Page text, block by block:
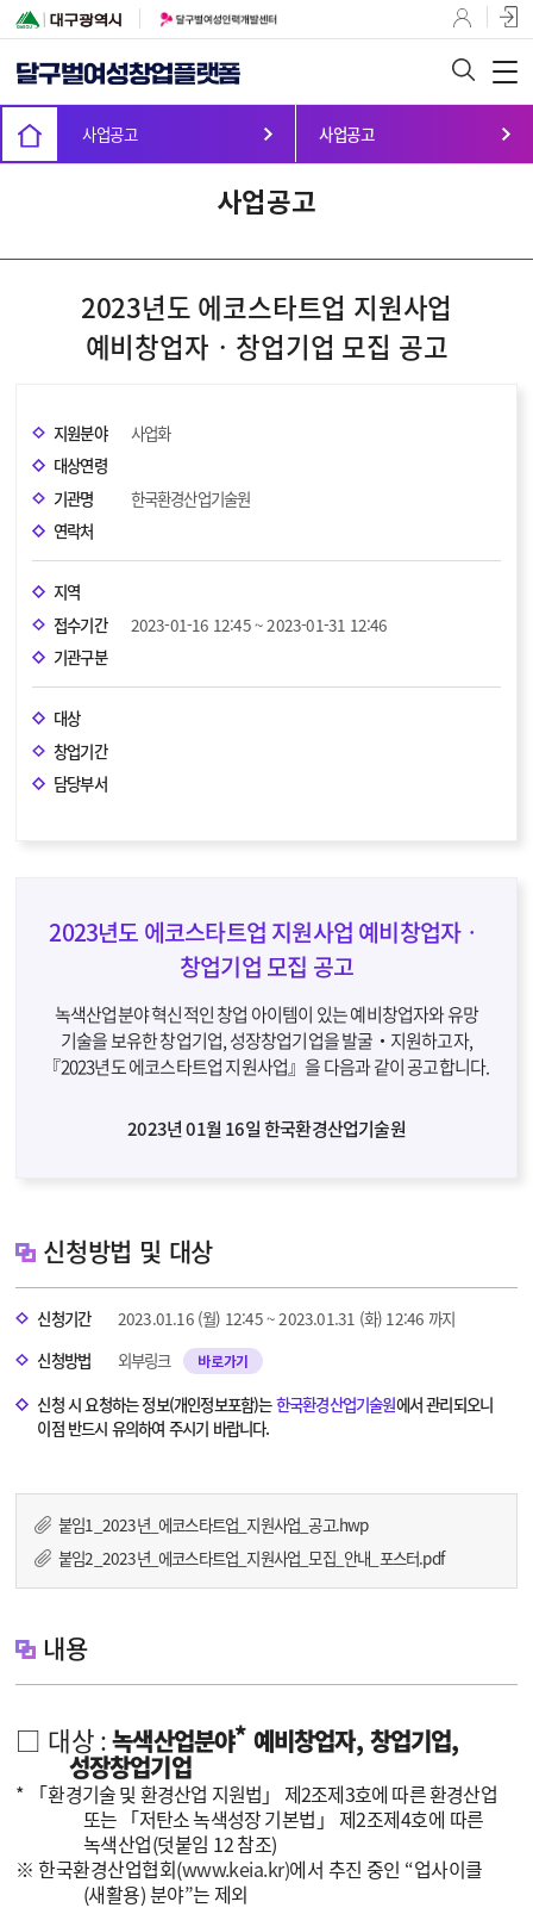
사업공고 사업공고
사업공고
2023년도 에코스타트업 지원사업
예비창업자‧창업기업 모집 공고
지원분야
사업화
대상연령
기관명
한국환경산업기술원
연락처
지역
접수기간
2023-01-16 12:45 ~ 2023-01-31 12:46
기관구분
대상
창업기간
담당부서
2023년도 에코스타트업 지원사업 예비창업자‧
창업기업 모집 공고
녹색산업분야 혁신적인 창업 아이템이 있는 예비창업자와 유망
기술을 보유한 창업기업, 성장창업기업을 발굴‧지원하고자,
『2023년도 에코스타트업 지원사업』을 다음과 같이 공고합니다.
2023년 01월 16일 한국환경산업기술원
신청방법 및 대상
신청기간
2023.01.16 (월) 12:45 ~ 2023.01.31 (화) 12:46 까지
신청방법
외부링크 바로가기
신청 시 요청하는 정보(개인정보포함)는한국환경산업기술원에서 관리되오니
이점 반드시 유의하여 주시기 바랍니다.
붙임1_2023년_에코스타트업_지원사업_공고.hwp
붙임2_2023년_에코스타트업_지원사업_모집_안내_포스터.pdf
내용
□ 대상:녹색산업분야* 예비창업자, 창업기업,
성장창업기업
* 「환경기술 및 환경산업 지원법 」 제2조제3호에 따른 환경산업
또는 「저탄소 녹색성장기본법 」 제2조제4호에 따른
녹색산업(덧붙임 12참조)
※한국환경산업협회(www.keia.kr)에서 추진 중인 “업사이클
(새활용)분야”는 제외